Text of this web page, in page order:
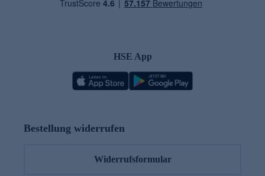
HSE App
Bestellung widerrufen
Widerrufsformular